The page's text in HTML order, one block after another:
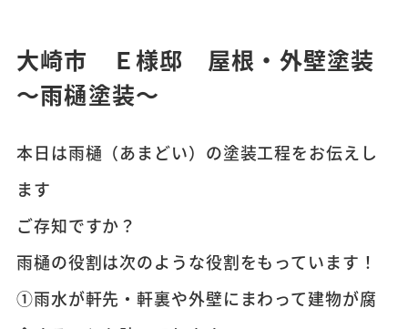
大崎市 Ｅ様邸 屋根・外壁塗装
～雨樋塗装～
本日は雨樋（あまどい）の塗装工程をお伝えし
ます
ご存知ですか？
雨樋の役割は次のような役割をもっています！
①雨水が軒先・軒裏や外壁にまわって建物が腐